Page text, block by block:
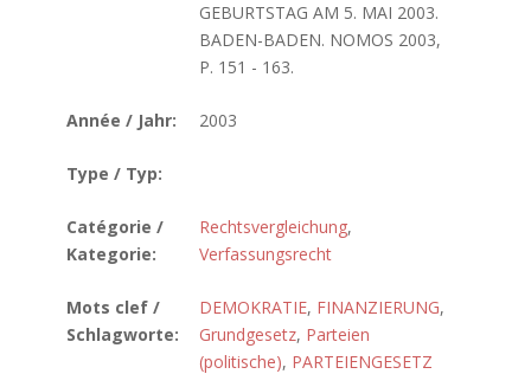
GEBURTSTAG AM 5. MAI 2003.
BADEN-BADEN. NOMOS 2003,
P. 151 - 163.
Année / Jahr: 2003
Type / Typ:
Catégorie /
Kategorie:
Rechtsvergleichung,
Verfassungsrecht
Mots clef /
Schlagworte:
DEMOKRATIE, FINANZIERUNG,
Grundgesetz, Parteien
(politische), PARTEIENGESETZ